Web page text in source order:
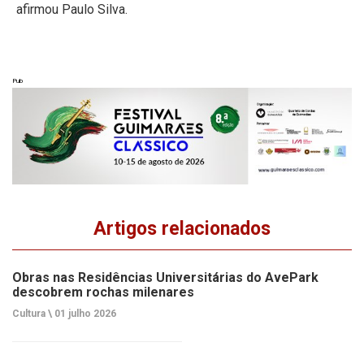
afirmou Paulo Silva.
Pub
Artigos relacionados
Obras nas Residências Universitárias do AvePark
descobrem rochas milenares
Cultura \ 01 julho 2026